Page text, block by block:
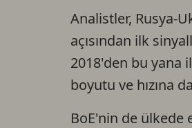
Analistler, Rusya-
açısından ilk
2018'den bu yana
boyutu ve hızına
BoE'nin de ülkede